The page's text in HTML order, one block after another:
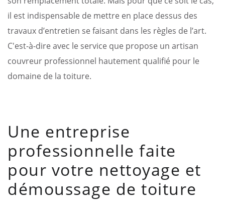
il est indispensable de mettre en place dessus des
travaux d’entretien se faisant dans les règles de l’art.
C'est-à-dire avec le service que propose un artisan
couvreur professionnel hautement qualifié pour le
domaine de la toiture.
Une entreprise
professionnelle faite
pour votre nettoyage et
démoussage de toiture